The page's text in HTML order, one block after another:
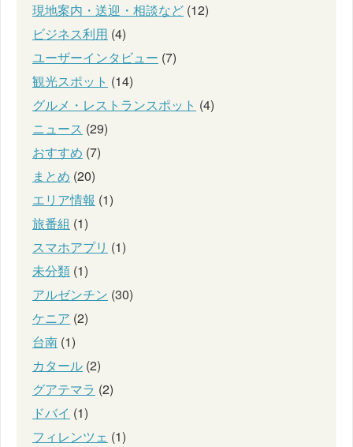
現地案内・送迎・相談など (12)
ビジネス利用 (4)
ユーザーインタビュー (7)
観光スポット (14)
グルメ・レストランスポット (4)
ニュース (29)
おすすめ (7)
まとめ (20)
エリア情報 (1)
旅番組 (1)
スマホアプリ (1)
未分類 (1)
アルゼンチン (30)
ケニア (2)
台南 (1)
カタール (2)
グアテマラ (2)
ドバイ (1)
フィレンツェ (1)